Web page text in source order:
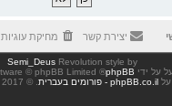
מחיקת עוגיות יצירת קשר
Revolution style by
Semi_Deus
על ידי phpBB
® Forum Software © phpBB Limited
phpBB.co.il - פורומים בעברית . © 2017 - phpBB.co.il.